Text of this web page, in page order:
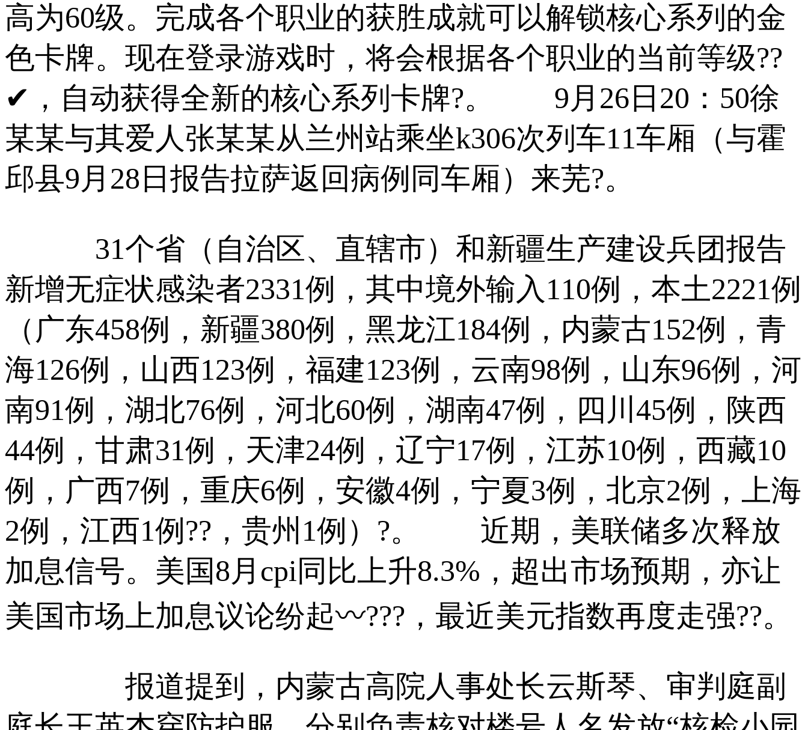
高为60级。完成各个职业的获胜成就可以解锁核心系列的金
色卡牌。现在登录游戏时，将会根据各个职业的当前等级??
✔，自动获得全新的核心系列卡牌?。 9月26日20：50徐
某某与其爱人张某某从兰州站乘坐k306次列车11车厢（与霍
邱县9月28日报告拉萨返回病例同车厢）来芜?。
31个省（自治区、直辖市）和新疆生产建设兵团报告
新增无症状感染者2331例，其中境外输入110例，本土2221例
（广东458例，新疆380例，黑龙江184例，内蒙古152例，青
海126例，山西123例，福建123例，云南98例，山东96例，河
南91例，湖北76例，河北60例，湖南47例，四川45例，陕西
44例，甘肃31例，天津24例，辽宁17例，江苏10例，西藏10
例，广西7例，重庆6例，安徽4例，宁夏3例，北京2例，上海
2例，江西1例??，贵州1例）?。 近期，美联储多次释放
加息信号。美国8月cpi同比上升8.3%，超出市场预期，亦让
美国市场上加息议论纷起〰???，最近美元指数再度走强??。
报道提到，内蒙古高院人事处长云斯琴、审判庭副